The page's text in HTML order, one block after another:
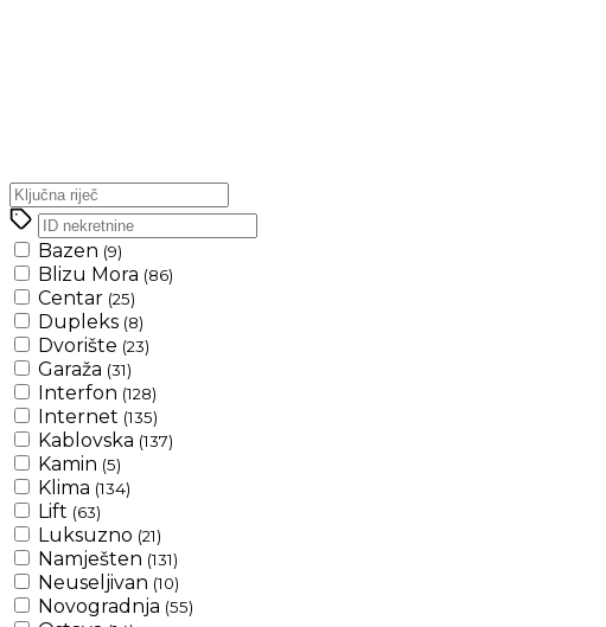
Bazen (9)
Blizu Mora (86)
Centar (25)
Dupleks (8)
Dvorište (23)
Garaža (31)
Interfon (128)
Internet (135)
Kablovska (137)
Kamin (5)
Klima (134)
Lift (63)
Luksuzno (21)
Namješten (131)
Neuseljivan (10)
Novogradnja (55)